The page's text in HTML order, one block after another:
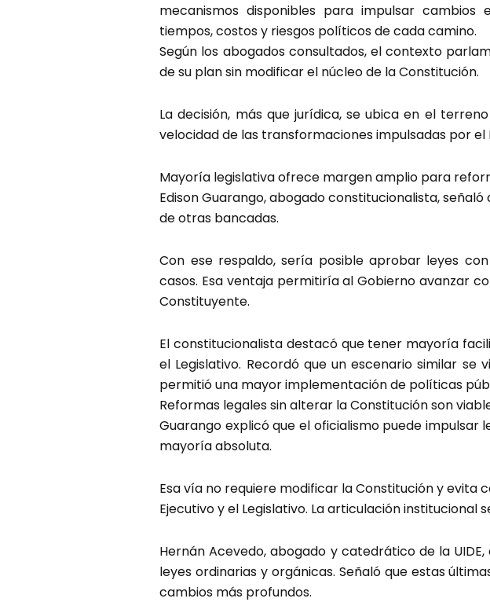
mecanismos disponibles para impulsar
tiempos, costos y riesgos políticos de cada camino.
Según los abogados consultados, el contexto
de su plan sin modificar el núcleo de la Constitución.
La decisión, más que jurídica, se ubica en el
velocidad de las transformaciones impulsadas por el
Mayoría legislativa ofrece margen amplio para
Edison Guarango, abogado constitucionalista,
de otras bancadas.
Con ese respaldo, sería posible aprobar leyes
casos. Esa ventaja permitiría al Gobierno avanzar
Constituyente.
El constitucionalista destacó que tener mayoría
el Legislativo. Recordó que un escenario similar
permitió una mayor implementación de políticas
Reformas legales sin alterar la Constitución son
Guarango explicó que el oficialismo puede impulsar
mayoría absoluta.
Esa vía no requiere modificar la Constitución y
Ejecutivo y el Legislativo. La articulación institucional
Hernán Acevedo, abogado y catedrático de la
leyes ordinarias y orgánicas. Señaló que estas
cambios más profundos.